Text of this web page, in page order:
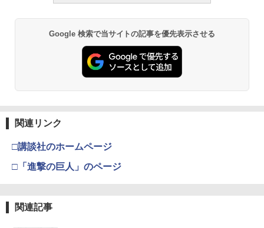
Google 検索で当サイトの記事を優先表示させる
関連リンク
□講談社のホームページ
□「進撃の巨人」のページ
関連記事